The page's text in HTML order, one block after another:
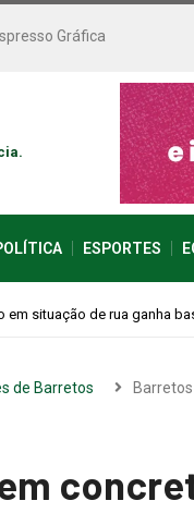
Gráfica
ESPORTES
e missas no Dia dos Pais
de Barretos